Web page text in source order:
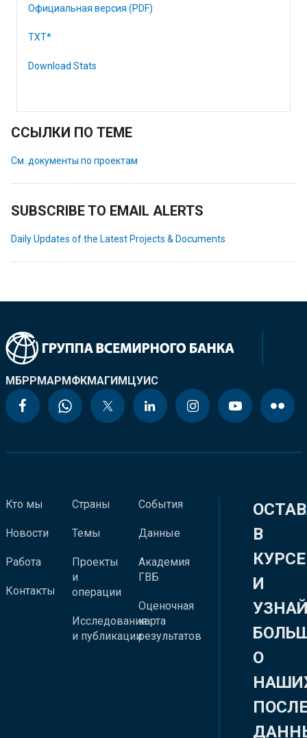
Официальная версия (PDF)
TXT*
Download Stats
ССЫЛКИ ПО ТЕМЕ
См. документы по проектам
SUBSCRIBE TO EMAIL ALERTS
Daily Updates of the Latest Projects & Documents
МБРРМАРМФКМАГИМЦУИС
Кто мы
Новости
Работа
Контакты
Страны
Темы
Проекты
и
операции
Исследования
и публикации
События
Данные
Академия
ГВБ
Оценочная
карта
результатов
В
КУРСЕ
И
О